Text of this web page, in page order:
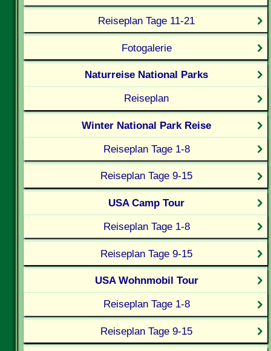
Reiseplan Tage 11-21
Fotogalerie
Naturreise National Parks
Reiseplan
Winter National Park Reise
Reiseplan Tage 1-8
Reiseplan Tage 9-15
USA Camp Tour
Reiseplan Tage 1-8
Reiseplan Tage 9-15
USA Wohnmobil Tour
Reiseplan Tage 1-8
Reiseplan Tage 9-15